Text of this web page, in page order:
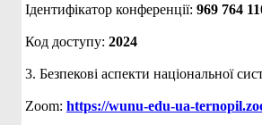
Ідентифікатор конференції: 969 764
Код доступу: 2024
3. Безпекові аспекти національної
Zoom: https://wunu-edu-ua-